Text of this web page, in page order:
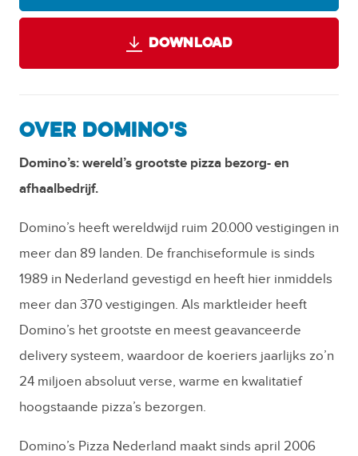
DOWNLOAD
OVER DOMINO'S
Domino’s: wereld’s grootste pizza bezorg- en
afhaalbedrijf.
Domino’s heeft wereldwijd ruim 20.000 vestigingen in
meer dan 89 landen. De franchiseformule is sinds
1989 in Nederland gevestigd en heeft hier inmiddels
meer dan 370 vestigingen. Als marktleider heeft
Domino’s het grootste en meest geavanceerde
delivery systeem, waardoor de koeriers jaarlijks zo’n
24 miljoen absoluut verse, warme en kwalitatief
hoogstaande pizza’s bezorgen.
Domino’s Pizza Nederland maakt sinds april 2006